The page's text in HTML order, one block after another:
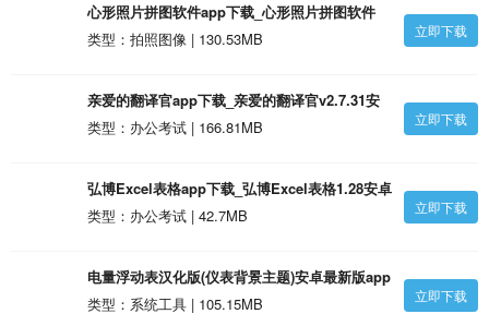
心形照片拼图软件app下载_心形照片拼图软件
2.28安卓版
类型：拍照图像 | 130.53MB 立即下载
亲爱的翻译官app下载_亲爱的翻译官v2.7.31安
卓版
类型：办公考试 | 166.81MB 立即下载
弘博Excel表格app下载_弘博Excel表格1.28安卓
版
类型：办公考试 | 42.7MB 立即下载
电量浮动表汉化版(仪表背景主题)安卓最新版app
下载_电量浮动表汉化版(仪表背景主题)安卓最新
类型：系统工具 | 105.15MB 立即下载